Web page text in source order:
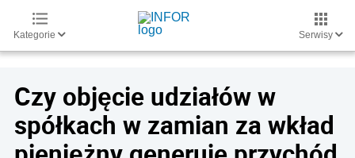
Kategorie Serwisy
Czy objęcie udziałów w
spółkach w zamian za wkład